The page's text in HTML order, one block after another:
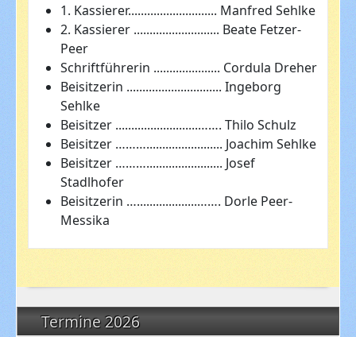
Termine 2026
1. Kassierer............................ Manfred Sehlke
2. Kassierer ........................... Beate Fetzer-
Peer
Schriftführerin ..................... Cordula Dreher
Beisitzerin .............................. Ingeborg
Sehlke
Beisitzer ..........................……. Thilo Schulz
Beisitzer ………........................ Joachim Sehlke
Beisitzer ………........................ Josef
Stadlhofer
Beisitzerin …...................……. Dorle Peer-
Messika